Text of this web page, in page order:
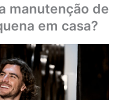
manutenção de
em casa?